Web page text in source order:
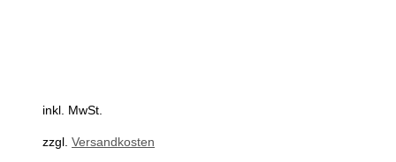
inkl. MwSt.
zzgl. Versandkosten